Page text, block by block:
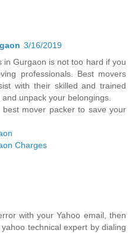
3/16/2019
in Gurgaon is not too hard if you
professionals. Best movers
with their skilled and trained
unpack your belongings.
mover packer to save your
Charges
with your Yahoo email, then
technical expert by dialing